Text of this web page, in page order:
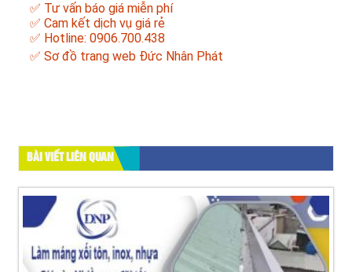
✅ Tư vấn báo giá miễn phí
✅ Cam kết dịch vụ giá rẻ
✅ Hotline: 0906.700.438
✅ Sơ đồ trang web Đức Nhân Phát
BÀI VIẾT LIÊN QUAN